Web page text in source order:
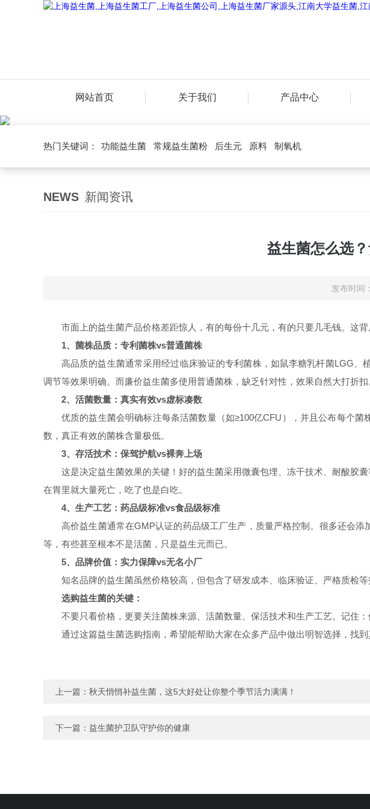
网站首页 关于我们 产品中心
热门关键词： 功能益生菌 常规益生菌粉 后生元 原料 制氧机
NEWS 新闻资讯
益生菌怎么选
发布时
市面上的益生菌产品价格差距惊人，有的每份十几元，有的只要几毛钱。这
1、菌株品质：专利菌株vs普通菌株
高品质的益生菌通常采用经过临床验证的专利菌株，如鼠李糖乳杆菌LGG
调节等效果明确。而廉价益生菌多使用普通菌株，缺乏针对性，效果自然大打折扣
2、活菌数量：真实有效vs虚标凑数
优质的益生菌会明确标注每条活菌数量（如≥100亿CFU），并且公布每个
数，真正有效的菌株含量极低。
3、存活技术：保驾护航vs裸奔上场
这是决定益生菌效果的关键！好的益生菌采用微囊包埋、冻干技术、耐酸胶
在胃里就大量死亡，吃了也是白吃。
4、生产工艺：药品级标准vs食品级标准
高价益生菌通常在GMP认证的药品级工厂生产，质量严格控制。很多还会
等，有些甚至根本不是活菌，只是益生元而已。
5、品牌价值：实力保障vs无名小厂
知名品牌的益生菌虽然价格较高，但包含了研发成本、临床验证、严格质检
选购益生菌的关键：
不要只看价格，更要关注菌株来源、活菌数量、保活技术和生产工艺。记住
通过这篇益生菌选购指南，希望能帮助大家在众多产品中做出明智选择，找到
上一篇： 秋天悄悄补益生菌，这5大好处让你整个季节活力满满！
下一篇： 益生菌护卫队守护你的健康